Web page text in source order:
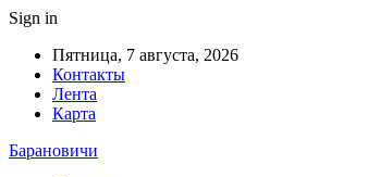
Sign in
Пятница, 7 августа, 2026
Контакты
Лента
Карта
Барановичи